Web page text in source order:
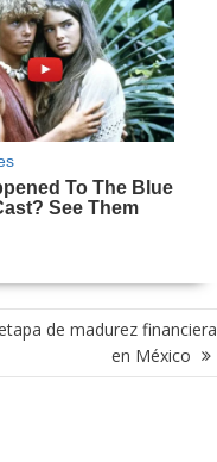
de madurez financiera
en México